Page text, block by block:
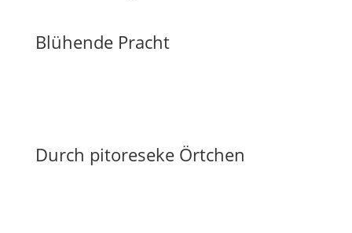
Blühende Pracht
Durch pitoreseke Örtchen